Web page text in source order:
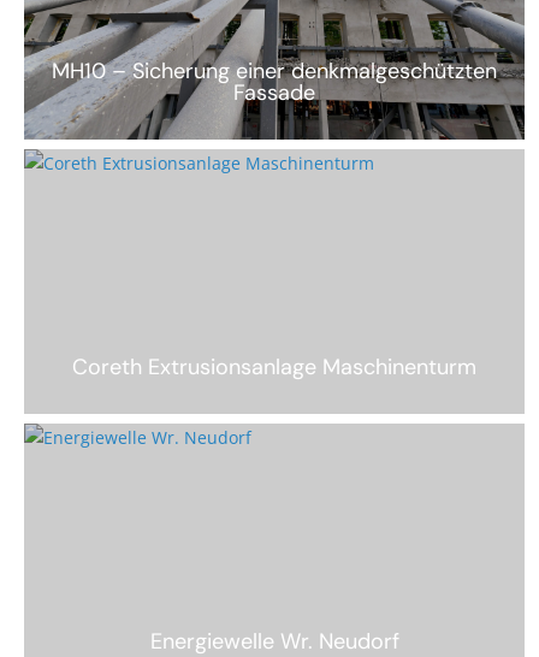
MH10 – Sicherung einer denkmalgeschützten
Fassade
Coreth Extrusionsanlage Maschinenturm
Energiewelle Wr. Neudorf